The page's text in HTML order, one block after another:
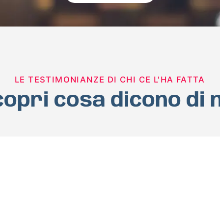
LE TESTIMONIANZE DI CHI CE L'HA FATTA
cosa dicono di